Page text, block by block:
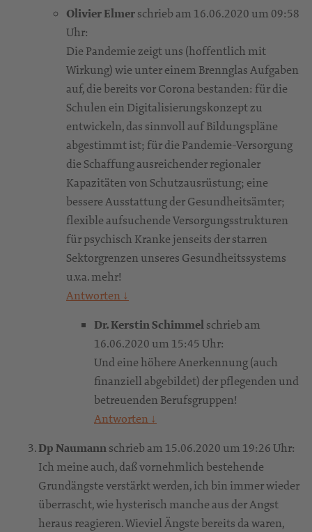
Olivier Elmerschrieb am 16.06.2020 um 09:58
Uhr:
Die Pandemie zeigt uns (hoffentlich mit
Wirkung) wie unter einem Brennglas Aufgaben
auf, die bereits vor Corona bestanden: für die
Schulen ein Digitalisierungskonzept zu
entwickeln, das sinnvoll auf Bildungspläne
abgestimmt ist; für die Pandemie-Versorgung
die Schaffung ausreichender regionaler
Kapazitäten von Schutzausrüstung; eine
bessere Ausstattung der Gesundheitsämter;
flexible aufsuchende Versorgungsstrukturen
für psychisch Kranke jenseits der starren
Sektorgrenzen unseres Gesundheitssystems
u.v.a. mehr!
Antworten ↓
Dr. Kerstin Schimmelschrieb am
16.06.2020 um 15:45 Uhr:
Und eine höhere Anerkennung (auch
finanziell abgebildet) der pflegenden und
betreuenden Berufsgruppen!
Antworten ↓
Dp Naumannschrieb am 15.06.2020 um 19:26 Uhr:
Ich meine auch, daß vornehmlich bestehende
Grundängste verstärkt werden, ich bin immer wieder
überrascht, wie hysterisch manche aus der Angst
heraus reagieren. Wieviel Ängste bereits da waren,